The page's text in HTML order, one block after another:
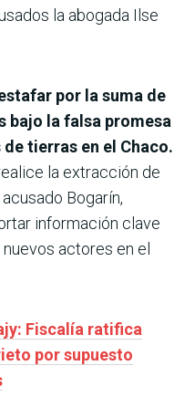
la abogada Ilse
por la suma de
bajo la falsa promesa
tierras en el Chaco.
la extracción de
Bogarín,
información clave
actores en el
Fiscalía ratifica
por supuesto